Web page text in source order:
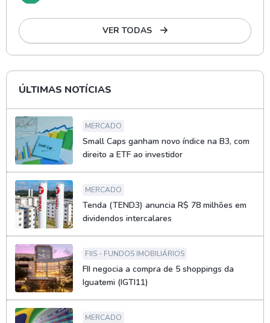
VER TODAS
ÚLTIMAS NOTÍCIAS
MERCADO
Small Caps ganham novo índice na B3, com
direito a ETF ao investidor
MERCADO
Tenda (TEND3) anuncia R$ 78 milhões em
dividendos intercalares
FIIS - FUNDOS IMOBILIÁRIOS
FII negocia a compra de 5 shoppings da
Iguatemi (IGTI11)
MERCADO